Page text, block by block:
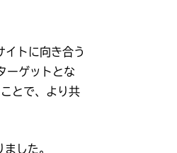
トに向き合う
ーゲットとな
とで、より共
した。